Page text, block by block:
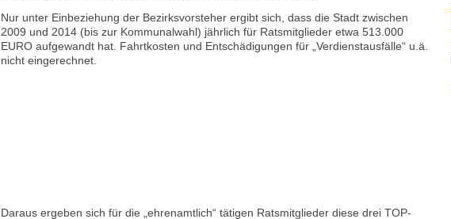
Nur unter Einbeziehung der Bezirksvorsteher ergibt sich, dass die Stadt zwischen
2009 und 2014 (bis zur Kommunalwahl) jährlich für Ratsmitglieder etwa 513.000
EURO aufgewandt hat. Fahrtkosten und Entschädigungen für „Verdienstausfälle“ u.ä.
nicht eingerechnet.
Daraus ergeben sich für die „ehrenamtlich“ tätigen Ratsmitglieder diese drei TOP-